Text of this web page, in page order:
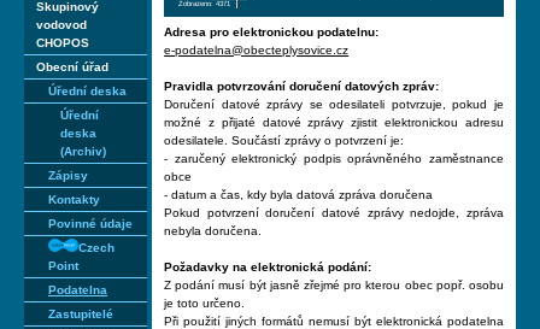
Skupinový
vodovod
CHOPOS
Obecní úřad
Úřední deska
Úřední
deska
(Archiv)
Zápisy
Kontakty
Povinné údaje
Czech
Point
Podatelna
Zastupitelé
Zobrazeno: 4371
Adresa pro elektronickou podatelnu:
e-podatelna@obecteplysovice.cz
Pravidla potvrzování doručení datových zpráv:
Doručení datové zprávy se odesilateli potvrzuje, pokud je
možné z přijaté datové zprávy zjistit elektronickou adresu
odesilatele. Součástí zprávy o potvrzení je:
- zaručený elektronický podpis oprávněného zaměstnance
obce
- datum a čas, kdy byla datová zpráva doručena
Pokud potvrzení doručení datové zprávy nedojde, zpráva
nebyla doručena.
Požadavky na elektronická podání:
Z podání musí být jasně zřejmé pro kterou obec popř. osobu
je toto určeno.
Při použití jiných formátů nemusí být elektronická podatelna